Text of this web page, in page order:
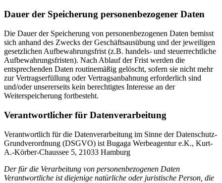
Dauer der Speicherung personenbezogener Daten
Die Dauer der Speicherung von personenbezogenen Daten bemisst
sich anhand des Zwecks der Geschäftsausübung und der jeweiligen
gesetzlichen Aufbewahrungsfrist (z.B. handels- und steuerrechtliche
Aufbewahrungsfristen). Nach Ablauf der Frist werden die
entsprechenden Daten routinemäßig gelöscht, sofern sie nicht mehr
zur Vertragserfüllung oder Vertragsanbahnung erforderlich sind
und/oder unsererseits kein berechtigtes Interesse an der
Weiterspeicherung fortbesteht.
Verantwortlicher für Datenverarbeitung
Verantwortlich für die Datenverarbeitung im Sinne der Datenschutz-
Grundverordnung (DSGVO) ist Bugaga Werbeagentur e.K., Kurt-
A.-Körber-Chaussee 5, 21033 Hamburg
Der für die Verarbeitung von personenbezogenen Daten
Verantwortliche ist diejenige natürliche oder juristische Person, die